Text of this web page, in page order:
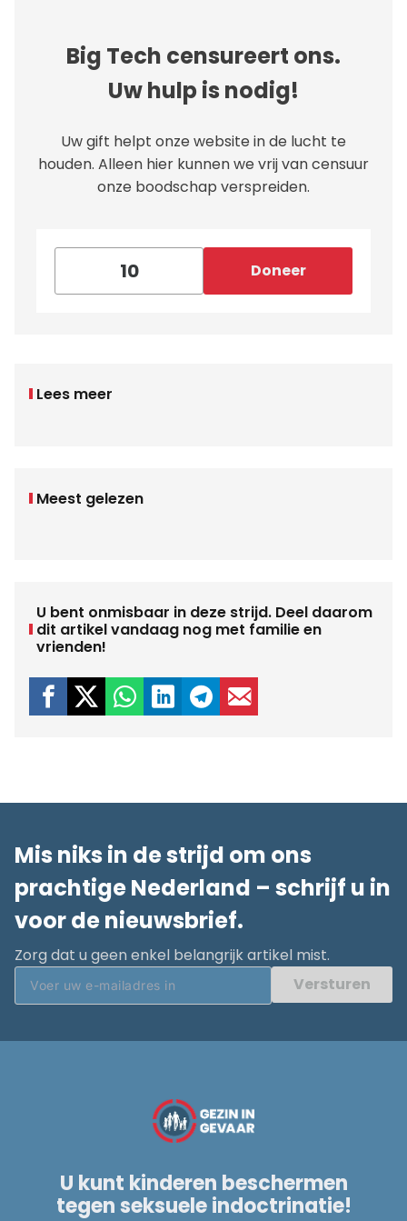
Big Tech censureert ons.
Uw hulp is nodig!
Uw gift helpt onze website in de lucht te
houden. Alleen hier kunnen we vrij van censuur
onze boodschap verspreiden.
Doneer
Lees meer
Meest gelezen
U bent onmisbaar in deze strijd. Deel daarom
dit artikel vandaag nog met familie en
vrienden!
Mis niks in de strijd om ons
prachtige Nederland – schrijf u in
voor de nieuwsbrief.
Zorg dat u geen enkel belangrijk artikel mist.
Versturen
U kunt kinderen beschermen
tegen seksuele indoctrinatie!